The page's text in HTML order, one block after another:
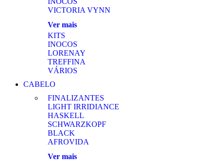
VICTORIA VYNN
Ver mais
KITS
INOCOS
LORENAY
TREFFINA
VÁRIOS
CABELO
FINALIZANTES
LIGHT IRRIDIANCE
HASKELL
SCHWARZKOPF
BLACK
AFROVIDA
Ver mais